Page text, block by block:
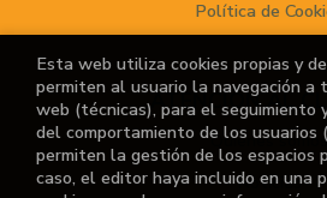
Política de
ATENCIÓN AL
Quiénes somos
Noticias
Esta web utiliza cookies propias y
permiten al usuario la navegación a
web (técnicas), para el seguimiento
del comportamiento de los usuarios
permiten la gestión de los espacios
caso, el editor haya incluido en una